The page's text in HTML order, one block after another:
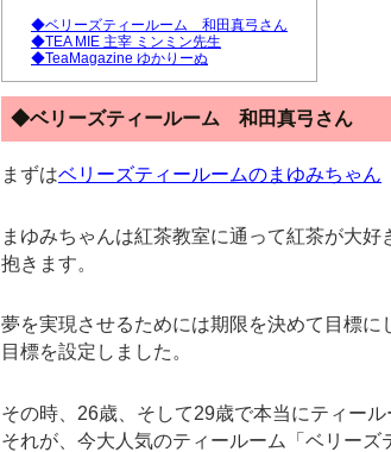
◆ベリーズティールーム 和田真弓さん
◆TEA MIE 主宰 ミンミン先生
◆TeaMagazine ゆかりーぬ
◆ベリーズティールーム 和田真弓さん
まずはベリーズティールームのまゆみちゃん
まゆみちゃんは紅茶教室に通って紅茶が大
抱きます。
夢を実現させるためには期限を決めて目標
目標を設定しました。
その時、26歳、そして29歳で本当にティール
それが、今大人気のティールーム「ベリーズ